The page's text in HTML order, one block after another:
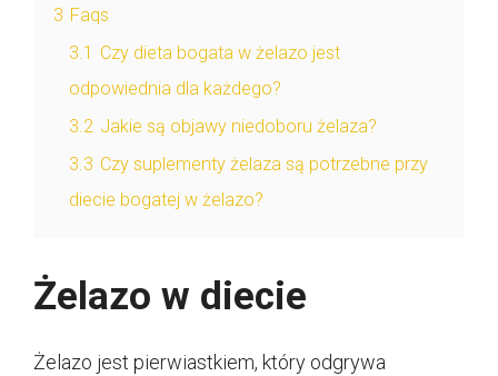
3 Faqs
3.1 Czy dieta bogata w żelazo jest
odpowiednia dla każdego?
3.2 Jakie są objawy niedoboru żelaza?
3.3 Czy suplementy żelaza są potrzebne przy
diecie bogatej w żelazo?
Żelazo w diecie
Żelazo jest pierwiastkiem, który odgrywa